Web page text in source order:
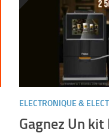
ELECTRONIQUE &
Gagnez Un kit